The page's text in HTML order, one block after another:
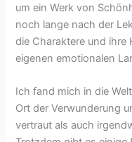
um ein Werk von
noch lange nach der
die Charaktere und ihre
eigenen emotionalen
Ich fand mich in die
Ort der Verwunderung
vertraut als auch